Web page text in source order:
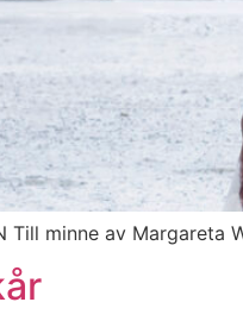
Till minne av